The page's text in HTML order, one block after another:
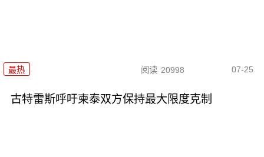
最热 阅读 20998 07-25
古特雷斯呼吁柬泰双方保持最大限度克制